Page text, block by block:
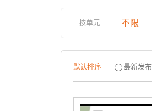
按单元 不限
默认排序 最新发布